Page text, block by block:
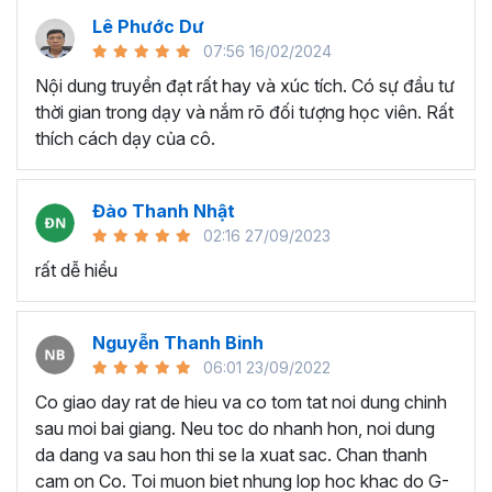
Engineer, bạn sẽ có được:
Hiểu nguyên tắc cơ bản của Hệ quản trị cơ sở dữ liệu
quan hệ (RDBMS) và Ngôn ngữ truy vấn có cấu trúc
(SQL)
Thành thạo các câu lệnh SQL để phân tích dữ liệu hiệu
quả như câu lệnh khởi tạo, cập nhật, trích xuất hoặc phân
tích dữ liệu,...
Biết ứng dụng SQL trong thực tế công việc Data Analysis,
tự tin đóng góp giá trị cho doanh nghiệp những thông tin
Đối với chính bạn cũng cảm thấy tự tin với bản thân hơn
khi ứng tuyển các vị trí có liên quan đến phân tích dữ liệu
như kế toán, tài chính, kinh doanh,... Có kỹ năng phân tích
dữ liệu bằng SQL chắc chắn sẽ làm điểm cộng cho bạn so
với các ứng viên khác.
Ai có thể tham gia khóa học?
Lê Phước Dư
07:56 16/02/2024
Nội dung truyền đạt rất hay và xúc tích. Có sự đầu tư
thời gian trong dạy và nắm rõ đối tượng học viên. Rất
thích cách dạy của cô.
Đào Thanh Nhật
02:16 27/09/2023
rất dễ hiểu
Nguyễn Thanh Binh
06:01 23/09/2022
Co giao day rat de hieu va co tom tat noi dung chinh
sau moi bai giang. Neu toc do nhanh hon, noi dung
da dang va sau hon thi se la xuat sac. Chan thanh
cam on Co. Toi muon biet nhung lop hoc khac do G-